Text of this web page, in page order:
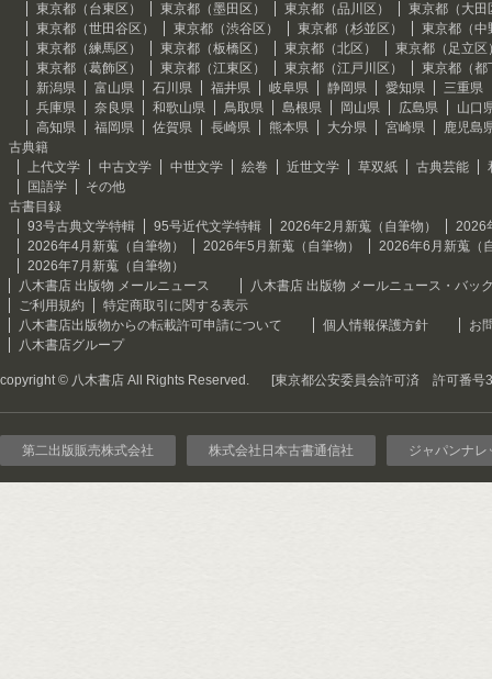
東京都（台東区）
東京都（墨田区） 東京都（品川区）
東京都（大田
東京都（世田谷区）
東京都（渋谷区） 東京都（杉並区）
東京都（中
東京都（練馬区）
東京都（板橋区） 東京都（北区）
東京都（足立区
東京都（葛飾区）
東京都（江東区） 東京都（江戸川区）
東京都（都
新潟県
富山県 石川県 福井県 岐阜県 静岡県 愛知県
三重県
兵庫県
奈良県 和歌山県 鳥取県 島根県 岡山県 広島県
山口
高知県
福岡県 佐賀県 長崎県 熊本県 大分県 宮崎県
鹿児島
古典籍
上代文学
中古文学 中世文学 絵巻 近世文学 草双紙 古典芸能
国語学
その他
古書目録
93号古典文学特輯
95号近代文学特輯 2026年2月新蒐（自筆物）
2026
2026年4月新蒐（自筆物）
2026年5月新蒐（自筆物）
2026年6月新蒐（
2026年7月新蒐（自筆物）
八木書店 出版物 メールニュース
八木書店 出版物 メールニュース・バッ
ご利用規約
特定商取引に関する表示
八木書店出版物からの転載許可申請について
個人情報保護方針
お
八木書店グループ
copyright © 八木書店 All Rights Reserved. [東京都公安委員会許可済 許可番号
第二出版販売株式会社 株式会社日本古書通信社 ジャパンナレ